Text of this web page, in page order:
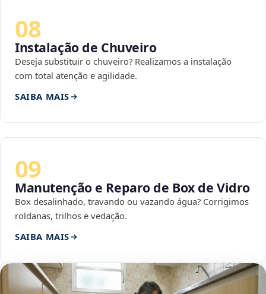
08
Instalação de Chuveiro
Deseja substituir o chuveiro? Realizamos a instalação
com total atenção e agilidade.
SAIBA MAIS
09
Manutenção e Reparo de Box de Vidro
Box desalinhado, travando ou vazando água? Corrigimos
roldanas, trilhos e vedação.
SAIBA MAIS